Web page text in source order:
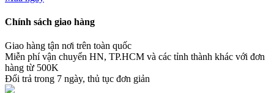
Chính sách giao hàng
Giao hàng tận nơi trên toàn quốc
Miễn phí vận chuyển HN, TP.HCM và các tỉnh thành khác với đơn
hàng từ 500K
Đổi trả trong 7 ngày, thủ tục đơn giản